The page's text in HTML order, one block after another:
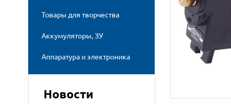
Товары для творчества
Аккумуляторы, ЗУ
Аппаратура и электроника
Новости